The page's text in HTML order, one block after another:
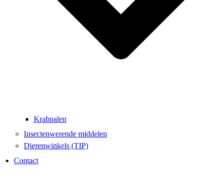
Krabpalen
Insectenwerende middelen
Dierenwinkels (TIP)
Contact